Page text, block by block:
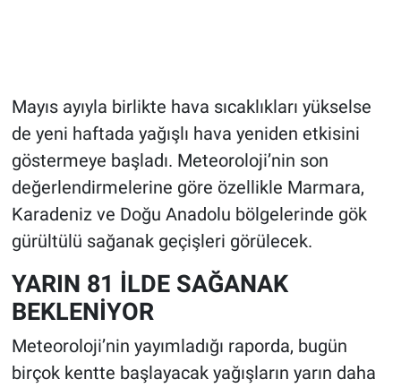
Mayıs ayıyla birlikte hava sıcaklıkları yükselse
de yeni haftada yağışlı hava yeniden etkisini
göstermeye başladı. Meteoroloji’nin son
değerlendirmelerine göre özellikle Marmara,
Karadeniz ve Doğu Anadolu bölgelerinde gök
gürültülü sağanak geçişleri görülecek.
YARIN 81 İLDE SAĞANAK
BEKLENİYOR
Meteoroloji’nin yayımladığı raporda, bugün
birçok kentte başlayacak yağışların yarın daha